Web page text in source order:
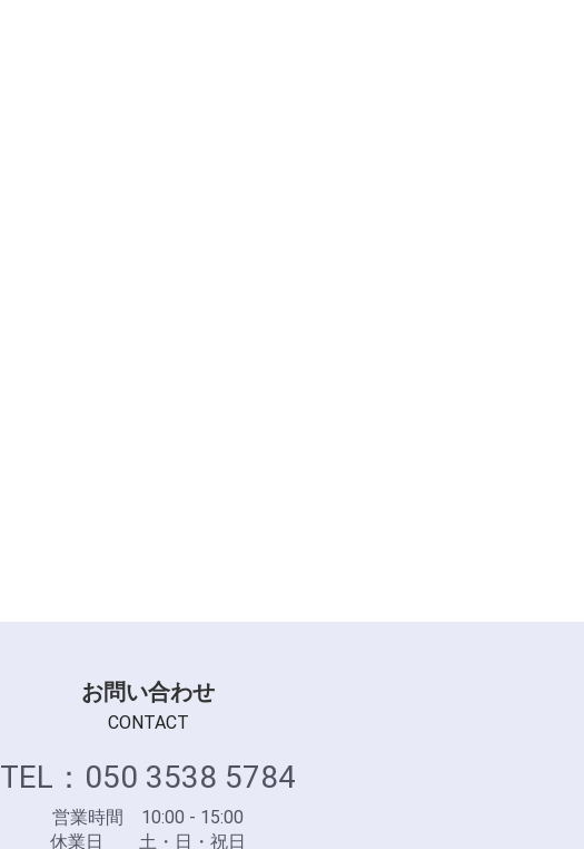
お問い合わせ
CONTACT
TEL：050 3538 5784
営業時間 10:00 - 15:00
休業日 土・日・祝日